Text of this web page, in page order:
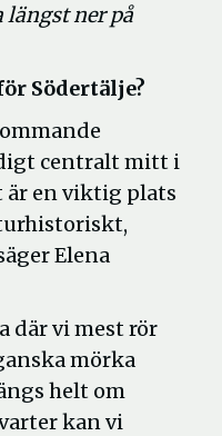
längst ner på
Södertälje?
centralt mitt i
är en viktig plats
Elena
där vi mest rör
mörka
helt om
kan vi